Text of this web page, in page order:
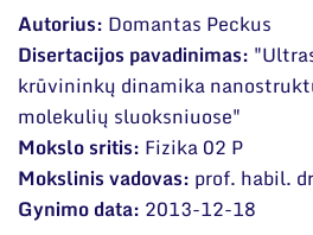
Duomenų apsauga
Darbuotojams
Nuorodos
Narystė
organizacijose bei
Moksliniai skyriai
Mokslo taryba
Tarptautinė
Mokslininkai
Tinklalaidės
Leidiniai
Bendri rekvizitai
Administracija
Darbuotojų kontaktai
Apie studijas
Priėmimas į doktorantūrą
Gyvenimas doktorantūroje
DUK
Autorius: Domantas Peckus
Disertacijos pavadinimas:
krūvininkų dinamika
molekulių sluoksniuose"
Mokslo sritis: Fizika 02 P
Mokslinis vadovas: prof. habil.
Gynimo data: 2013-12-18